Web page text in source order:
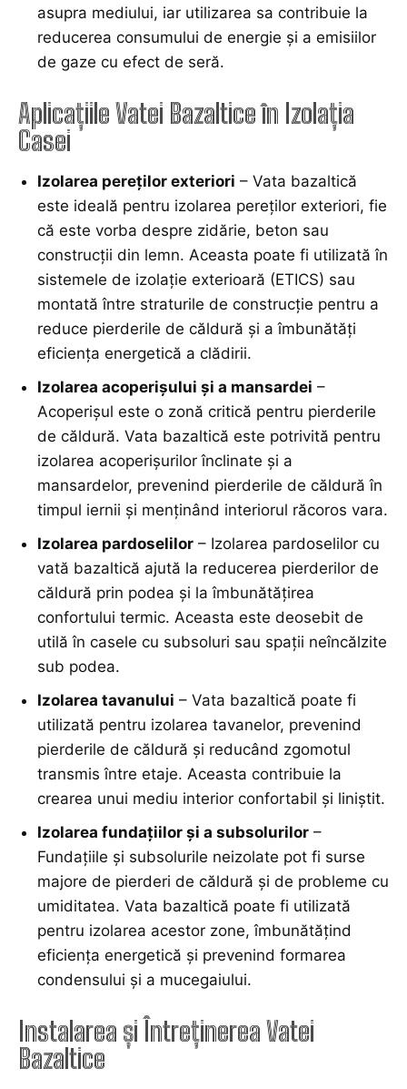
asupra mediului, iar utilizarea sa contribuie la
reducerea consumului de energie și a emisiilor
de gaze cu efect de seră.
Aplicațiile Vatei Bazaltice în Izolația
Casei
Izolarea pereților exteriori – Vata bazaltică
este ideală pentru izolarea pereților exteriori, fie
că este vorba despre zidărie, beton sau
construcții din lemn. Aceasta poate fi utilizată în
sistemele de izolație exterioară (ETICS) sau
montată între straturile de construcție pentru a
reduce pierderile de căldură și a îmbunătăți
eficiența energetică a clădirii.
Izolarea acoperișului și a mansardei –
Acoperișul este o zonă critică pentru pierderile
de căldură. Vata bazaltică este potrivită pentru
izolarea acoperișurilor înclinate și a
mansardelor, prevenind pierderile de căldură în
timpul iernii și menținând interiorul răcoros vara.
Izolarea pardoselilor – Izolarea pardoselilor cu
vată bazaltică ajută la reducerea pierderilor de
căldură prin podea și la îmbunătățirea
confortului termic. Aceasta este deosebit de
utilă în casele cu subsoluri sau spații neîncălzite
sub podea.
Izolarea tavanului – Vata bazaltică poate fi
utilizată pentru izolarea tavanelor, prevenind
pierderile de căldură și reducând zgomotul
transmis între etaje. Aceasta contribuie la
crearea unui mediu interior confortabil și liniștit.
Izolarea fundațiilor și a subsolurilor –
Fundațiile și subsolurile neizolate pot fi surse
majore de pierderi de căldură și de probleme cu
umiditatea. Vata bazaltică poate fi utilizată
pentru izolarea acestor zone, îmbunătățind
eficiența energetică și prevenind formarea
condensului și a mucegaiului.
Instalarea și Întreținerea Vatei
Bazaltice